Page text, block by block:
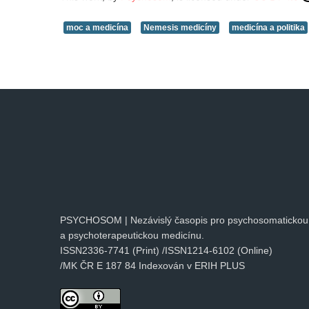
moc a medicína Nemesis medicíny medicína a politika
PSYCHOSOM | Nezávislý časopis pro psychosomatickou
a psychoterapeutickou medicínu.
ISSN2336-7741 (Print) /ISSN1214-6102 (Online)
/MK ČR E 187 84 Indexován v ERIH PLUS